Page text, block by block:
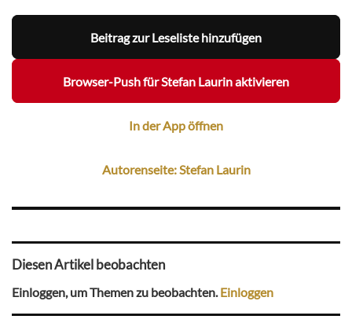
Beitrag zur Leseliste hinzufügen
Browser-Push für Stefan Laurin aktivieren
In der App öffnen
Autorenseite: Stefan Laurin
Diesen Artikel beobachten
Einloggen, um Themen zu beobachten.Einloggen